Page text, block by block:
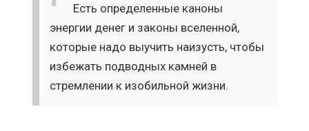
Есть определенные каноны
энергии денег и законы вселенной,
которые надо выучить наизусть, чтобы
избежать подводных камней в
стремлении к изобильной жизни.